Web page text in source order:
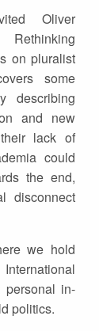
Oliver
on pluralist
some
describing
and new
lack of
could
the end,
disconnect
we hold
personal in-
politics.